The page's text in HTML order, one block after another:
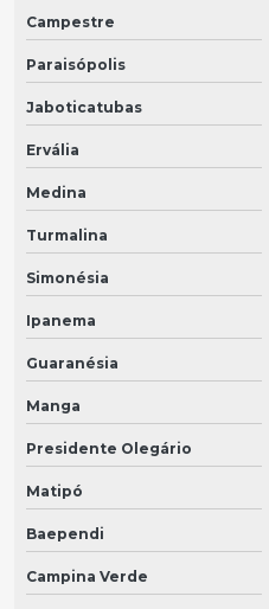
Campestre
Paraisópolis
Jaboticatubas
Ervália
Medina
Turmalina
Simonésia
Ipanema
Guaranésia
Manga
Presidente Olegário
Matipó
Baependi
Campina Verde